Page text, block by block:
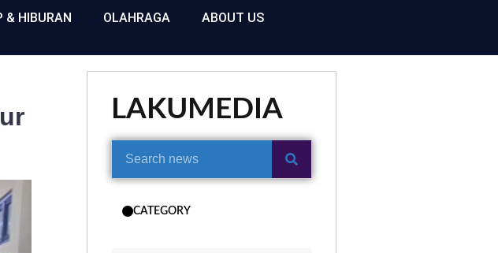
& HIBURAN OLAHRAGA ABOUT US
LAKUMEDIA
CATEGORY